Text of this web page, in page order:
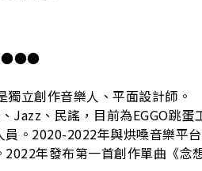
立創作音樂人、平面設計師。
Jazz、民謠，目前為EGGO跳
員。2020-2022年與烘嗓音樂平
年發布第一首創作單曲《念